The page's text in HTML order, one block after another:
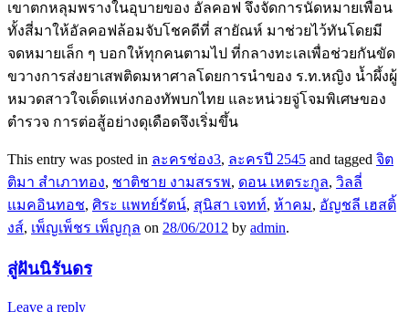
เขาตกหลุมพรางในอุบายของ อัลคอฟ จึงจัดการนัดหมายเพื่อน
ทั้งสี่มาให้อัลคอฟล้อมจับโชคดีที่ สายัณห์ มาช่วยไว้ทันโดยมี
จดหมายเล็ก ๆ บอกให้ทุกคนตามไป ที่กลางทะเลเพื่อช่วยกันขัด
ขวางการส่งยาเสพติดมหาศาลโดยการนำของ ร.ท.หญิง น้ำผึ้งผู้
หมวดสาวใจเด็ดแห่งกองทัพบกไทย และหน่วยจู่โจมพิเศษของ
ตำรวจ การต่อสู้อย่างดุเดือดจึงเริ่มขึ้น
This entry was posted in ละครช่อง3, ละครปี 2545 and tagged จิต
ติมา สำเภาทอง, ชาติชาย งามสรรพ, ดอน เหตระกูล, วิลลี่
แมคอินทอช, ศิระ แพทย์รัตน์, สุนิสา เจทท์, ห้าคม, อัญชลี เฮสติ้
งส์, เพ็ญเพ็ชร เพ็ญกุล on 28/06/2012 by admin.
สู่ฝันนิรันดร
Leave a reply